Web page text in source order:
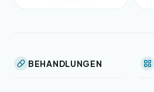
BEHANDLUNGEN